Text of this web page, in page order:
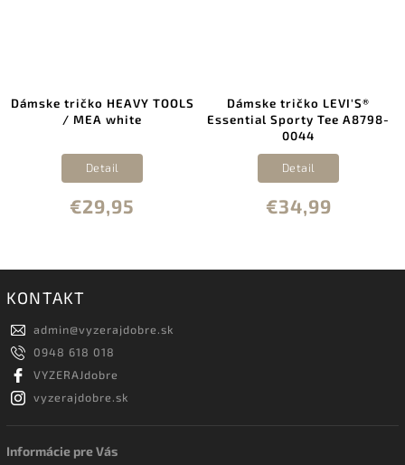
Dámske tričko HEAVY TOOLS
/ MEA white
€29,95
Detail
Dámske tričko LEVI'S®
Essential Sporty Tee A8798-
0044
€34,99
Detail
KONTAKT
admin@vyzerajdobre.sk
0948 618 018
VYZERAJdobre
vyzerajdobre.sk
Informácie pre Vás